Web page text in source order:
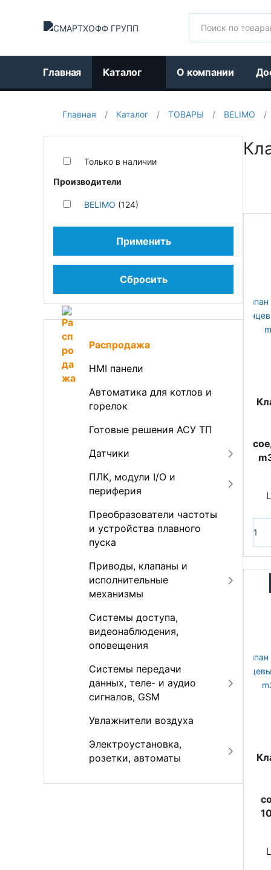
Главная Каталог О компании
Главная / Каталог / ТОВАРЫ / BELIMO /
Только в наличии
Производители
BELIMO (124)
Применить
Сбросить
Распродажа
HMI панели
Автоматика для котлов и
горелок
Готовые решения АСУ ТП
Датчики
ПЛК, модули I/O и
периферия
Преобразователи частоты
и устройства плавного
пуска
Приводы, клапаны и
исполнительные
механизмы
Системы доступа,
видеонаблюдения,
оповещения
Системы передачи
данных, теле- и аудио
сигналов, GSM
Увлажнители воздуха
Электроустановка,
розетки, автоматы